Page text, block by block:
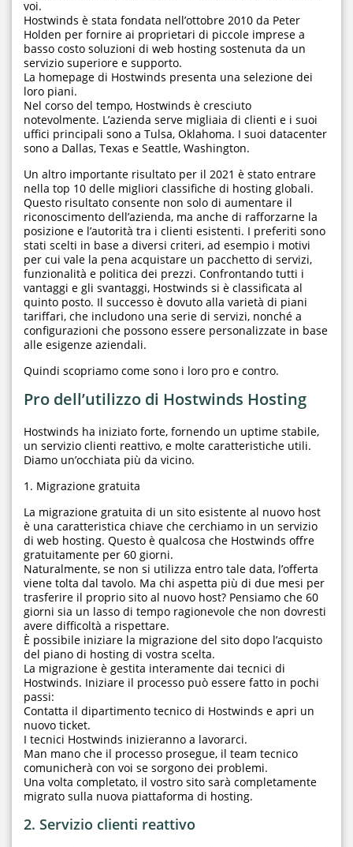
voi.
Hostwinds è stata fondata nell’ottobre 2010 da Peter
Holden per fornire ai proprietari di piccole imprese a
basso costo soluzioni di web hosting sostenuta da un
servizio superiore e supporto.
La homepage di Hostwinds presenta una selezione dei
loro piani.
Nel corso del tempo, Hostwinds è cresciuto
notevolmente. L’azienda serve migliaia di clienti e i suoi
uffici principali sono a Tulsa, Oklahoma. I suoi datacenter
sono a Dallas, Texas e Seattle, Washington.
Un altro importante risultato per il 2021 è stato entrare
nella top 10 delle migliori classifiche di hosting globali.
Questo risultato consente non solo di aumentare il
riconoscimento dell’azienda, ma anche di rafforzarne la
posizione e l’autorità tra i clienti esistenti. I preferiti sono
stati scelti in base a diversi criteri, ad esempio i motivi
per cui vale la pena acquistare un pacchetto di servizi,
funzionalità e politica dei prezzi. Confrontando tutti i
vantaggi e gli svantaggi, Hostwinds si è classificata al
quinto posto. Il successo è dovuto alla varietà di piani
tariffari, che includono una serie di servizi, nonché a
configurazioni che possono essere personalizzate in base
alle esigenze aziendali.
Quindi scopriamo come sono i loro pro e contro.
Pro dell’utilizzo di Hostwinds Hosting
Hostwinds ha iniziato forte, fornendo un uptime stabile,
un servizio clienti reattivo, e molte caratteristiche utili.
Diamo un’occhiata più da vicino.
1. Migrazione gratuita
La migrazione gratuita di un sito esistente al nuovo host
è una caratteristica chiave che cerchiamo in un servizio
di web hosting. Questo è qualcosa che Hostwinds offre
gratuitamente per 60 giorni.
Naturalmente, se non si utilizza entro tale data, l’offerta
viene tolta dal tavolo. Ma chi aspetta più di due mesi per
trasferire il proprio sito al nuovo host? Pensiamo che 60
giorni sia un lasso di tempo ragionevole che non dovresti
avere difficoltà a rispettare.
È possibile iniziare la migrazione del sito dopo l’acquisto
del piano di hosting di vostra scelta.
La migrazione è gestita interamente dai tecnici di
Hostwinds. Iniziare il processo può essere fatto in pochi
passi:
Contatta il dipartimento tecnico di Hostwinds e apri un
nuovo ticket.
I tecnici Hostwinds inizieranno a lavorarci.
Man mano che il processo prosegue, il team tecnico
comunicherà con voi se sorgono dei problemi.
Una volta completato, il vostro sito sarà completamente
migrato sulla nuova piattaforma di hosting.
2. Servizio clienti reattivo